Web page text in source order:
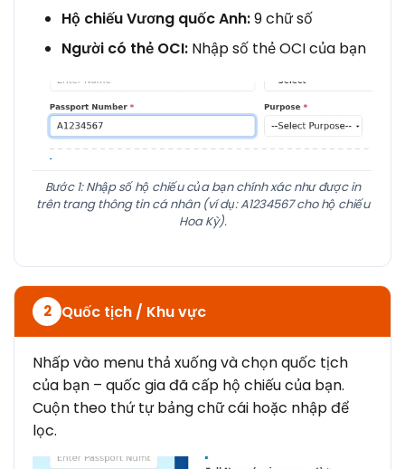
Hộ chiếu Vương quốc Anh:9 chữ số
Người có thẻ OCI: Nhập số thẻ OCI của bạn
Bước 1: Nhập số hộ chiếu của bạn chính xác như được in
trên trang thông tin cá nhân (ví dụ: A1234567 cho hộ chiếu
Hoa Kỳ).
2 Quốc tịch / Khu vực
Nhấp vào menu thả xuống và chọn quốc tịch
của bạn – quốc gia đã cấp hộ chiếu của bạn.
Cuộn theo thứ tự bảng chữ cái hoặc nhập để
lọc.